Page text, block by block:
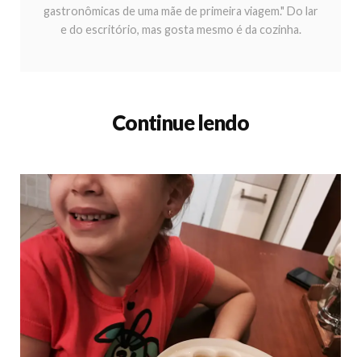
gastronômicas de uma mãe de primeira viagem." Do lar
e do escritório, mas gosta mesmo é da cozinha.
Continue lendo